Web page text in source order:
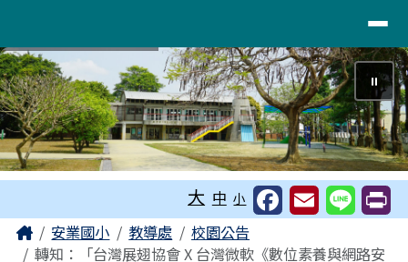
~活力柚香！臺南市麻豆區安業國民
⏸
大 中 小
主內容區域
Home安業國小 教導處
校園公告
轉知：「台灣展翅協會 X 台灣微軟《數位素養與網路安
頁尾區域